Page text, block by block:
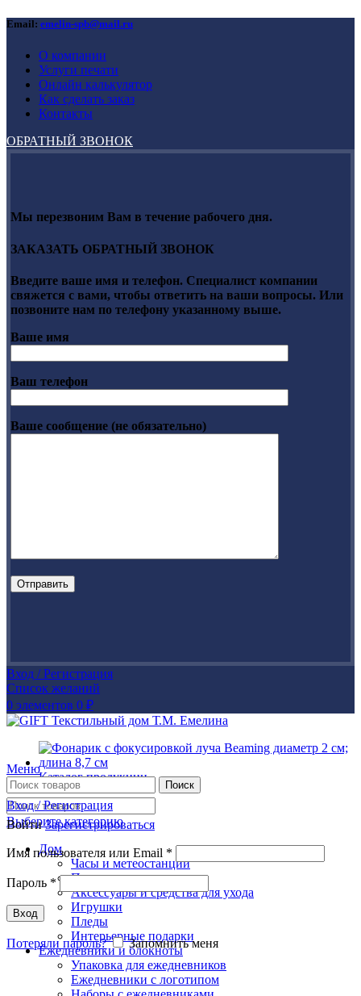
Email: emelin-spb@mail.ru
О компании
Услуги печати
Онлайн калькулятор
Как сделать заказ
Контакты
ОБРАТНЫЙ ЗВОНОК
Мы перезвоним Вам в течение рабочего дня.
ЗАКАЗАТЬ ОБРАТНЫЙ ЗВОНОК
Введите ваше имя и телефон. Специалист компании
свяжется с вами, чтобы ответить на ваши вопросы. Или
позвоните нам по телефону указанному выше.
Ваше имя
Ваш телефон
Ваше сообщение (не обязательно)
Вход / Регистрация
Список желаний
0 элементов 0 ₽
Каталог продукции
Выберите категорию
Дом
Часы и метеостанции
Полотенца с логотипом
Аксессуары и средства для ухода
Игрушки
Пледы
Интерьерные подарки
Ежедневники и блокноты
Упаковка для ежедневников
Ежедневники с логотипом
Меню
Поиск
Вход / Регистрация
ВойтиЗарегистрироваться
Имя пользователя или Email *
Пароль *
Вход
Потеряли пароль? Запомнить меня